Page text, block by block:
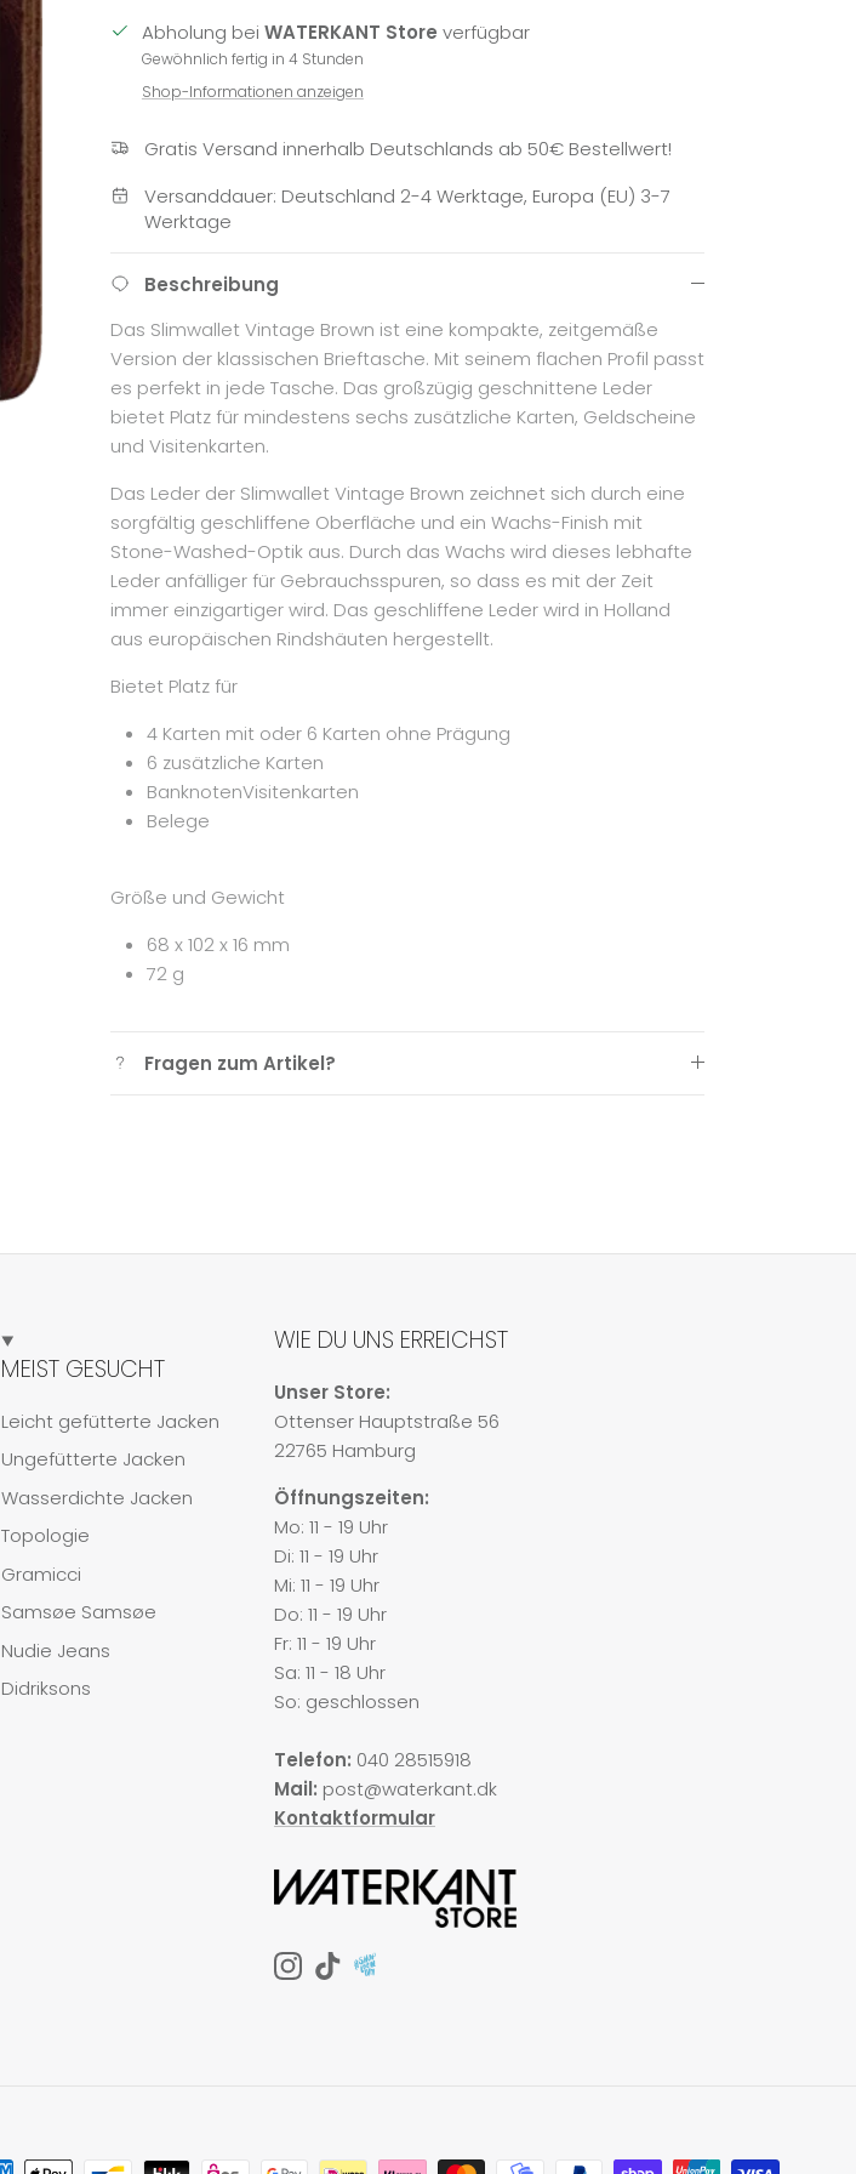
Abholung bei WATERKANT Store verfügbar
Gewöhnlich fertig in 4 Stunden
Shop-Informationen anzeigen
Gratis Versand innerhalb Deutschlands ab 50€ Bestellwert!
Versanddauer: Deutschland 2-4 Werktage, Europa (EU) 3-7
Werktage
Beschreibung
Das Slimwallet Vintage Brown ist eine kompakte, zeitgemäße
Version der klassischen Brieftasche. Mit seinem flachen Profil passt
es perfekt in jede Tasche. Das großzügig geschnittene Leder
bietet Platz für mindestens sechs zusätzliche Karten, Geldscheine
und Visitenkarten.
Das Leder der Slimwallet Vintage Brown zeichnet sich durch eine
sorgfältig geschliffene Oberfläche und ein Wachs-Finish mit
Stone-Washed-Optik aus. Durch das Wachs wird dieses lebhafte
Leder anfälliger für Gebrauchsspuren, so dass es mit der Zeit
immer einzigartiger wird. Das geschliffene Leder wird in Holland
aus europäischen Rindshäuten hergestellt.
Bietet Platz für
4 Karten mit oder 6 Karten ohne Prägung
6 zusätzliche Karten
BanknotenVisitenkarten
Belege
Größe und Gewicht
68 x 102 x 16 mm
72 g
Fragen zum Artikel?
MEIST GESUCHT
Leicht gefütterte Jacken
Ungefütterte Jacken
Wasserdichte Jacken
Topologie
Gramicci
Samsøe Samsøe
Nudie Jeans
Didriksons
WIE DU UNS ERREICHST
Unser Store:
Ottenser Hauptstraße 56
22765 Hamburg
Öffnungszeiten:
Mo: 11 - 19 Uhr
Di: 11 - 19 Uhr
Mi: 11 - 19 Uhr
Do: 11 - 19 Uhr
Fr: 11 - 19 Uhr
Sa: 11 - 18 Uhr
So: geschlossen
Telefon: 040 28515918
Mail: post@waterkant.dk
Kontaktformular
Instagram
TikTok